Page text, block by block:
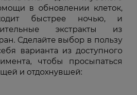
в обновлении клеток,
быстрее ночью, и
экстракты из
Сделайте выбор в пользу
варианта из доступного
чтобы просыпаться
и отдохнувшей: